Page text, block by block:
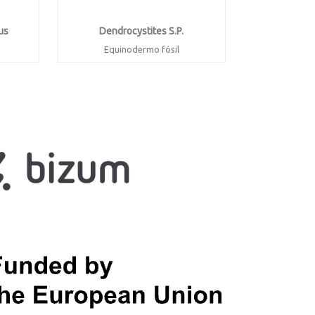
%.
Dendrocystites S.p.
Equinodermo fósil